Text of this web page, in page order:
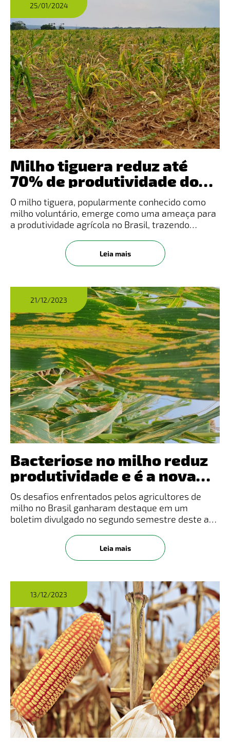
25/01/2024
Milho tiguera reduz até
70% de produtividade do
milho na safrinha
O milho tiguera, popularmente conhecido como
milho voluntário, emerge como uma ameaça para
a produtividade agrícola no Brasil, trazendo
milho, em especial na safrinha. Este fenômeno,
caracterizado pelo cresciLeia mais
21/12/2023
Bacteriose no milho reduz
produtividade e é a nova
preocupação dos
produtores rurais no sul do
País
Os desafios enfrentados pelos agricultores de
milho no Brasil ganharam destaque em um
boletim divulgado no segundo semestre deste ano
(Conab). O documento revela que as atuais
condições das plantações estão sendo
Leia mais
13/12/2023